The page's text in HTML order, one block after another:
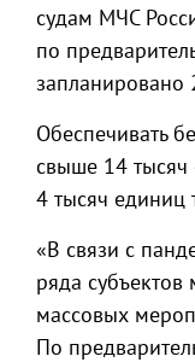
судам МЧС
по
запланировано
Обеспечивать
свыше 14 тысяч
4 тысяч единиц
«В связи с
ряда субъектов
массовых
По